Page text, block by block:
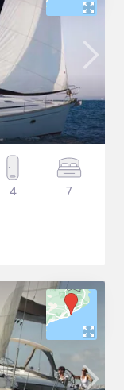
4 7